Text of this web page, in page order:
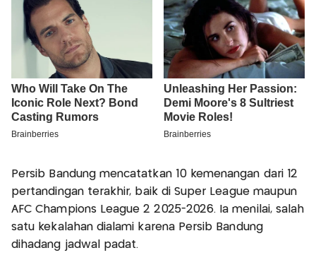
Persib Bandung mencatatkan 10 kemenangan dari 12
pertandingan terakhir, baik di Super League maupun
AFC Champions League 2 2025-2026. Ia menilai, salah
satu kekalahan dialami karena Persib Bandung
dihadang jadwal padat.